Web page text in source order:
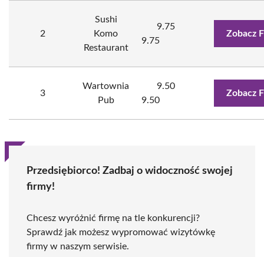
2
Sushi
Komo
Restaurant
9.75
9.75
Zobacz
3
Wartownia
Pub
9.50
9.50
Zobacz
Przedsiębiorco! Zadbaj o widoczność swojej
firmy!
Chcesz wyróżnić firmę na tle konkurencji?
Sprawdź jak możesz wypromować wizytówkę
firmy w naszym serwisie.